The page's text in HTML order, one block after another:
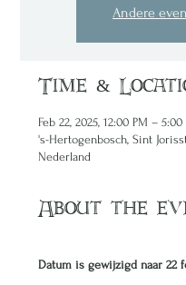
Andere
Time &
Feb 22, 2025, 12:00 PM – 5:00
's-Hertogenbosch, Sint
Nederland
About the
Datum is gewijzigd naar 22